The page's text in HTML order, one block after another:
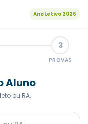
Ano Letivo 2026
3
PROVAS
Aluno
ou RA.